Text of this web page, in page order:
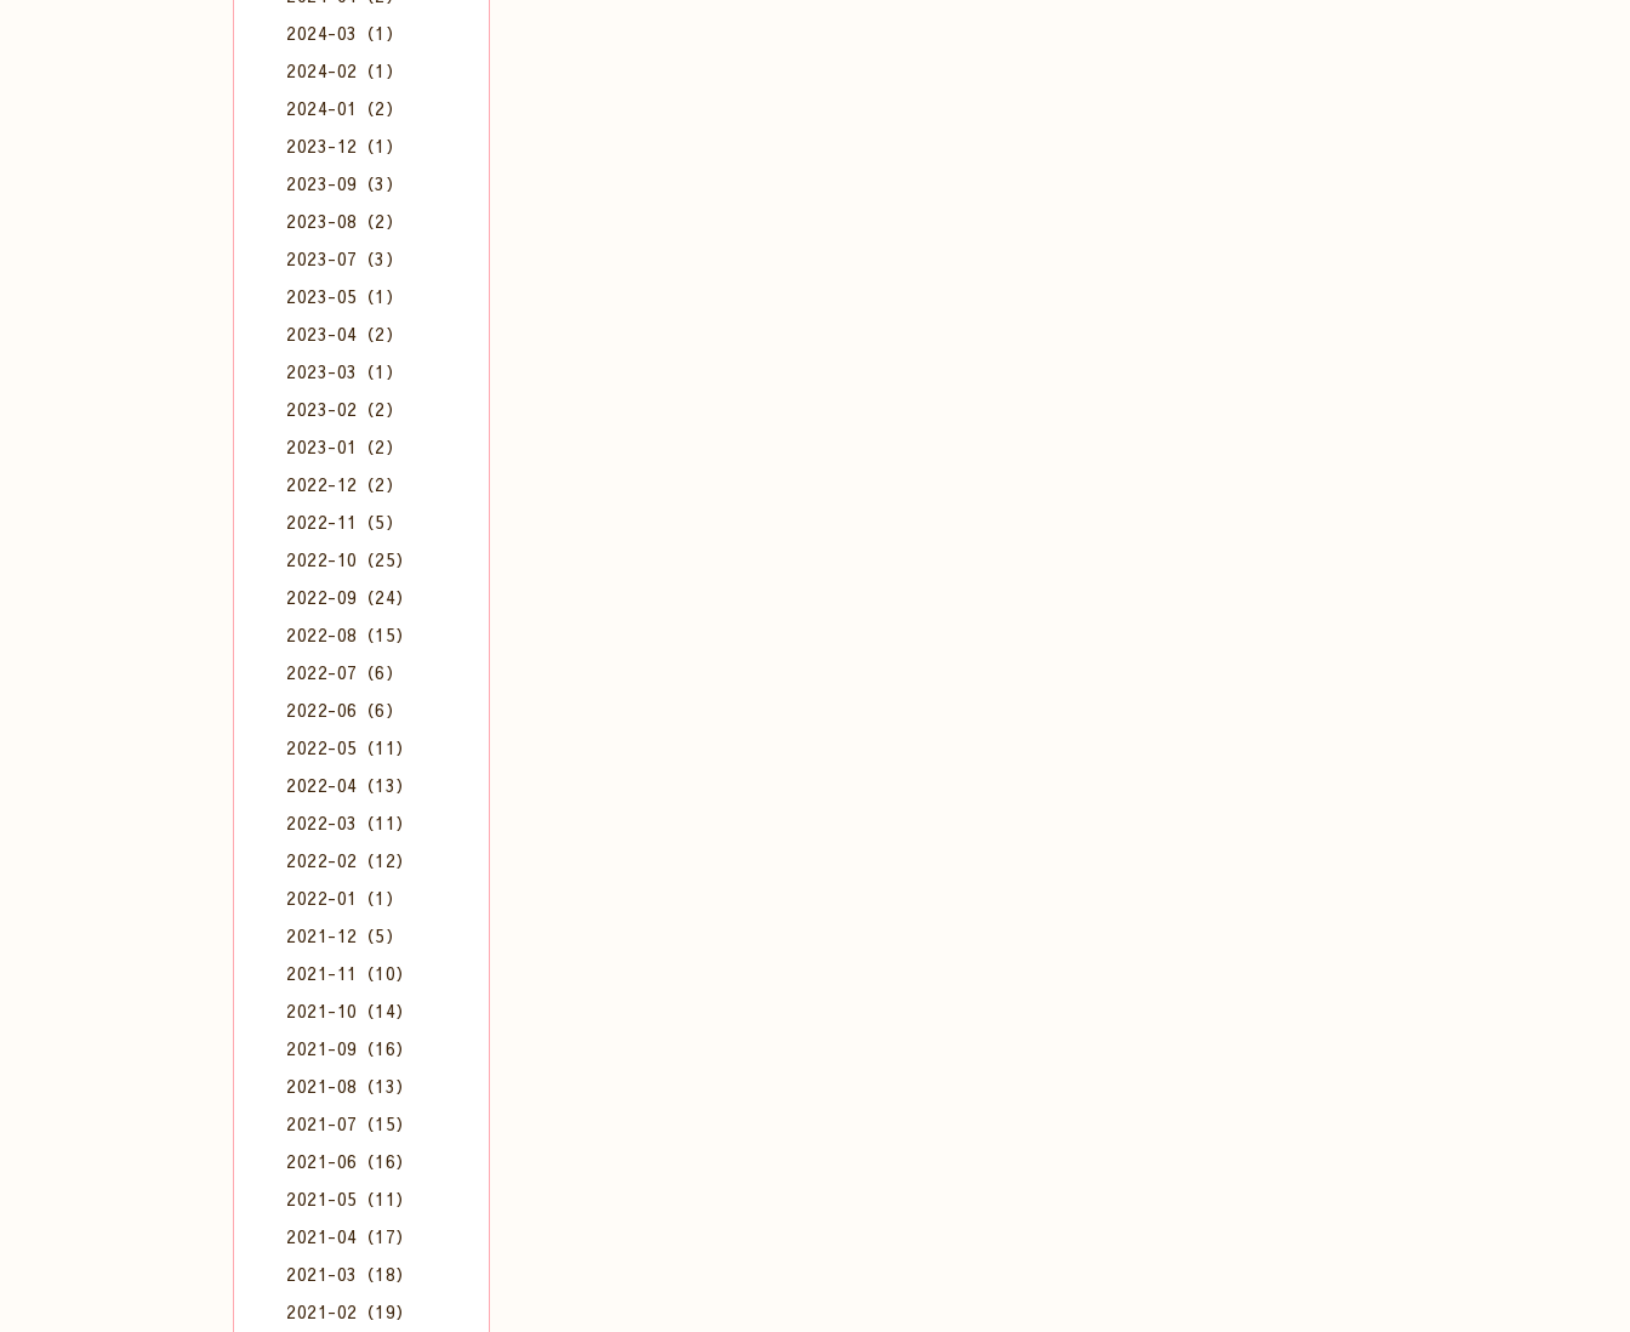
2024-03（1）
2024-02（1）
2024-01（2）
2023-12（1）
2023-09（3）
2023-08（2）
2023-07（3）
2023-05（1）
2023-04（2）
2023-03（1）
2023-02（2）
2023-01（2）
2022-12（2）
2022-11（5）
2022-10（25）
2022-09（24）
2022-08（15）
2022-07（6）
2022-06（6）
2022-05（11）
2022-04（13）
2022-03（11）
2022-02（12）
2022-01（1）
2021-12（5）
2021-11（10）
2021-10（14）
2021-09（16）
2021-08（13）
2021-07（15）
2021-06（16）
2021-05（11）
2021-04（17）
2021-03（18）
2021-02（19）